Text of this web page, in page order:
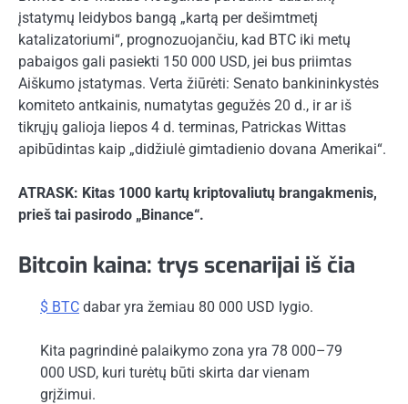
įstatymų leidybos bangą „kartą per dešimtmetį
katalizatoriumi“, prognozuojančiu, kad BTC iki metų
pabaigos gali pasiekti 150 000 USD, jei bus priimtas
Aiškumo įstatymas. Verta žiūrėti: Senato bankininkystės
komiteto antkainis, numatytas gegužės 20 d., ir ar iš
tikrųjų galioja liepos 4 d. terminas, Patrickas Wittas
apibūdintas kaip „didžiulė gimtadienio dovana Amerikai“.
ATRASK: Kitas 1000 kartų kriptovaliutų brangakmenis,
prieš tai pasirodo „Binance“.
Bitcoin kaina: trys scenarijai iš čia
$ BTC dabar yra žemiau 80 000 USD lygio.
Kita pagrindinė palaikymo zona yra 78 000–79
000 USD, kuri turėtų būti skirta dar vienam
grįžimui.